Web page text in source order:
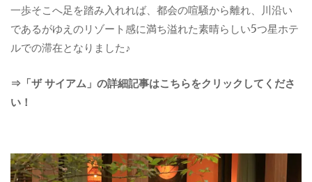
一歩そこへ足を踏み入れれば、都会の喧騒から離れ、川沿い
であるがゆえのリゾート感に満ち溢れた素晴らしい5つ星ホテ
ルでの滞在となりました♪
⇒「ザ サイアム」の詳細記事はこちらをクリックしてくださ
い！